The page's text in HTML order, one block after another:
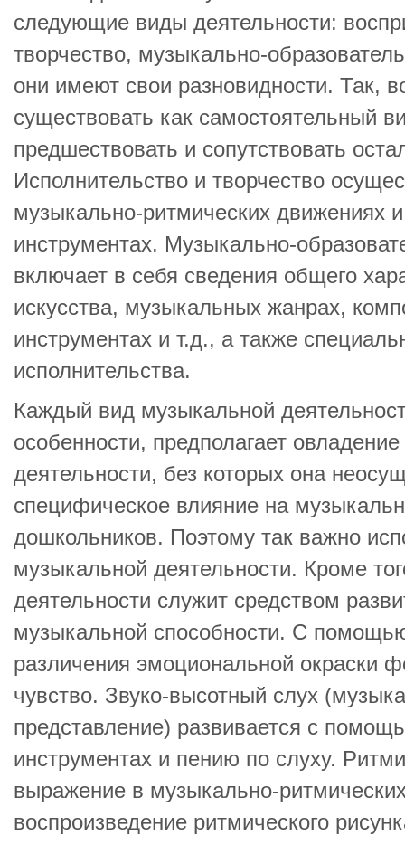
следующие виды деятельности:
творчество, музыкально-
они имеют свои разновидности. Так,
существовать как самостоятельный
предшествовать и сопутствовать
Исполнительство и творчество
музыкально-ритмических движениях
инструментах. Музыкально-
включает в себя сведения общего
искусства, музыкальных жанрах,
инструментах и т.д., а также
исполнительства.
Каждый вид музыкальной
особенности, предполагает
деятельности, без которых она
специфическое влияние на
дошкольников. Поэтому так важно
музыкальной деятельности. Кроме
деятельности служит средством
музыкальной способности. С
различения эмоциональной окраски
чувство. Звуко-высотный слух
представление) развивается с
инструментах и пению по слуху.
выражение в музыкально-
воспроизведение ритмического